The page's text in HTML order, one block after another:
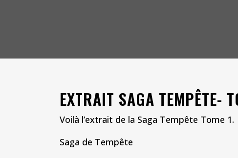
EXTRAIT SAGA TEMPÊTE-
Voilà l’extrait de la Saga Tempête Tome 1.
Saga de Tempête